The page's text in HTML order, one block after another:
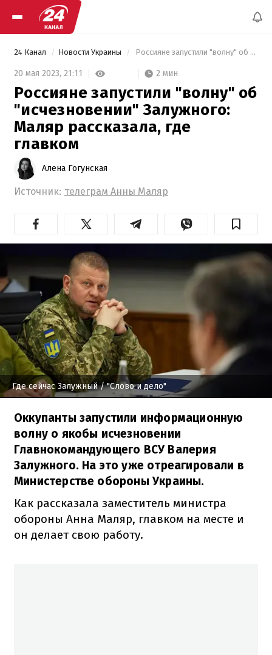
24 Канал Новости Украины Россияне запустили "волну" об "исчезновении" Залужного: Маляр рассказала, где главком
20 мая 2023, 21:11 2 мин
Россияне запустили "волну" об
"исчезновении" Залужного:
Маляр рассказала, где
главком
Алена Гогунская
Источник: телеграм Анны Маляр
Где сейчас Залужный/ "Слово и дело"
Оккупанты запустили информационную
волну о якобы исчезновении
Главнокомандующего ВСУ Валерия
Залужного. На это уже отреагировали в
Министерстве обороны Украины.
Как рассказала заместитель министра
обороны Анна Маляр, главком на месте и
он делает свою работу.